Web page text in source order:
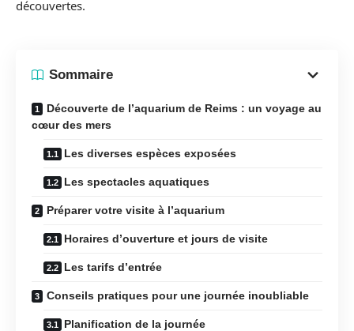
découvertes.
Sommaire
Découverte de l’aquarium de Reims : un voyage au
cœur des mers
Les diverses espèces exposées
Les spectacles aquatiques
Préparer votre visite à l’aquarium
Horaires d’ouverture et jours de visite
Les tarifs d’entrée
Conseils pratiques pour une journée inoubliable
Planification de la journée